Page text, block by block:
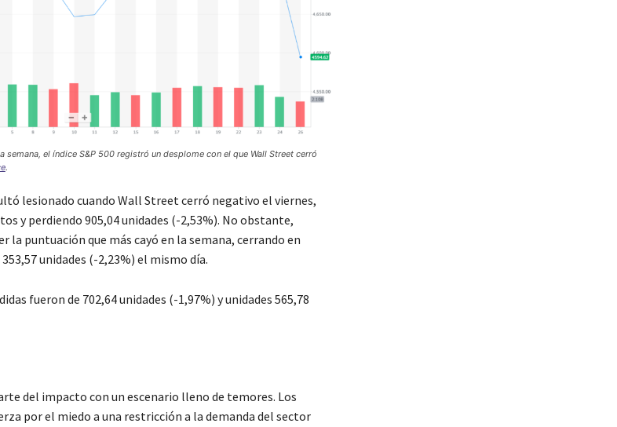
el índice S&P 500 registró un desplome con el que Wall Street cerró
.
lesionado cuando Wall Street cerró negativo el viernes,
y perdiendo 905,04 unidades (-2,53%). No obstante,
la puntuación que más cayó en la semana, cerrando en
unidades (-2,23%) el mismo día.
fueron de 702,64 unidades (-1,97%) y unidades 565,78
del impacto con un escenario lleno de temores. Los
por el miedo a una restricción a la demanda del sector